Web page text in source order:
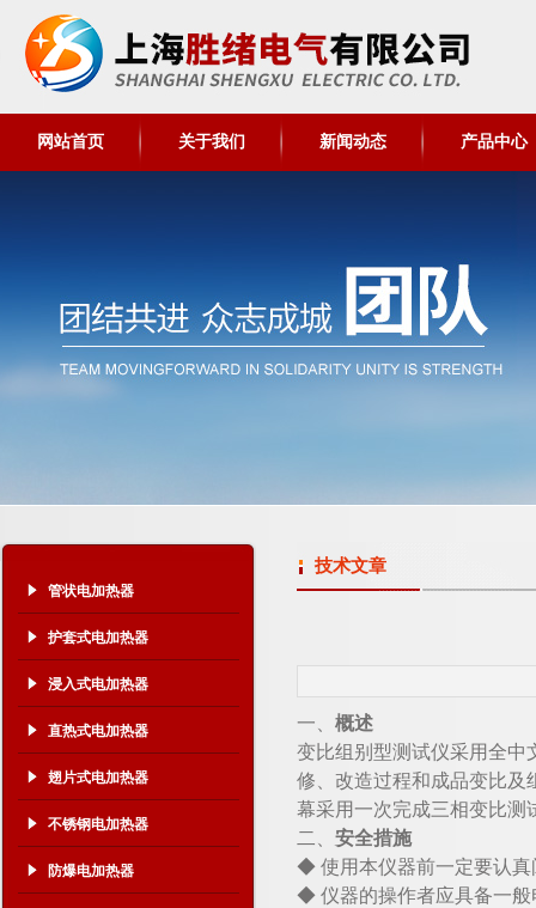
网站首页 关于我们 新闻动态 产品中心
管状电加热器
护套式电加热器
浸入式电加热器
直热式电加热器
翅片式电加热器
不锈钢电加热器
防爆电加热器
技术文章
一、 概述
变比组别型测试仪采用全中
修、改造过程和成品变比及
幕采用一次完成三相变比测
二、 安全措施
◆ 使用本仪器前一定要认真
◆ 仪器的操作者应具备一般